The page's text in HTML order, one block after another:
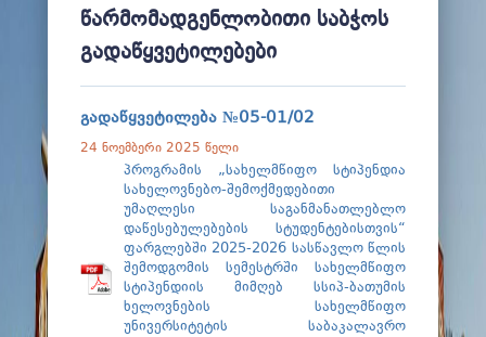
სიახლეები
ჩვენ შესახებ
სწავლა
ფაკულტეტები
სტუდენტური ცხოვრება
მიღება 2026
კარიერული მხარდაჭერა
წარმომადგენლობითი საბჭოს
გადაწყვეტილებები
გადაწყვეტილება №05-01/02
24 ნოემბერი 2025 წელი
პროგრამის „სახელმწიფო სტიპენდია
სახელოვნებო-შემოქმედებითი
უმაღლესი საგანმანათლებლო
დაწესებულებების სტუდენტებისთვის“
ფარგლებში 2025-2026 სასწავლო წლის
შემოდგომის სემესტრში სახელმწიფო
სტიპენდიის მიმღებ სსიპ-ბათუმის
ხელოვნების სახელმწიფო
უნივერსიტეტის საბაკალავრო